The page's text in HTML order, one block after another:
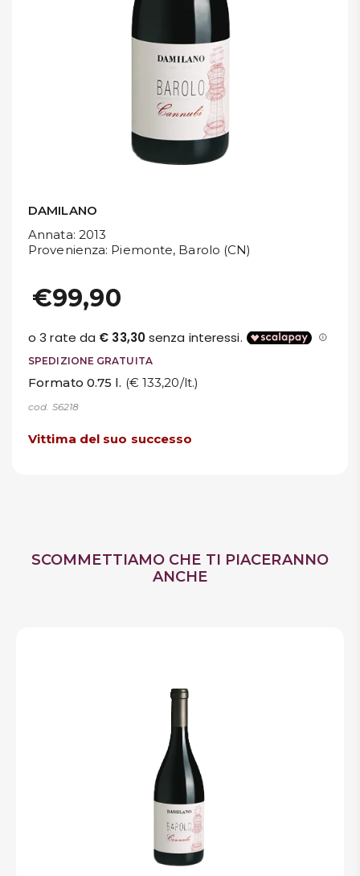
Preferiti
DAMILANO
Annata: 2013
Provenienza: Piemonte, Barolo (CN)
€99,90
SPEDIZIONE GRATUITA
Formato 0.75 l. (€ 133,20/lt.)
cod. S6218
Vittima del suo successo
SCOMMETTIAMO CHE TI PIACERANNO
ANCHE